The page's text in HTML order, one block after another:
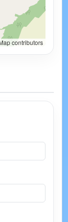
contributors